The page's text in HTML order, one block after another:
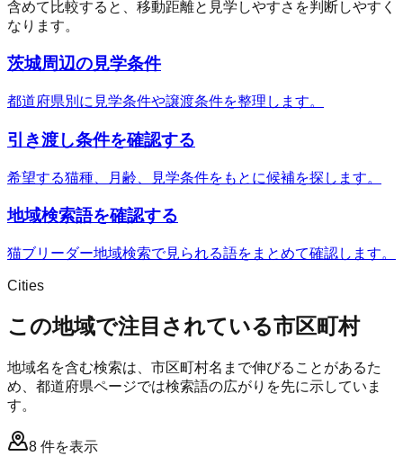
含めて比較すると、移動距離と見学しやすさを判断しやすく
なります。
茨城周辺の見学条件
都道府県別に見学条件や譲渡条件を整理します。
引き渡し条件を確認する
希望する猫種、月齢、見学条件をもとに候補を探します。
地域検索語を確認する
猫ブリーダー地域検索で見られる語をまとめて確認します。
Cities
この地域で注目されている市区町村
地域名を含む検索は、市区町村名まで伸びることがあるた
め、都道府県ページでは検索語の広がりを先に示していま
す。
8 件を表示